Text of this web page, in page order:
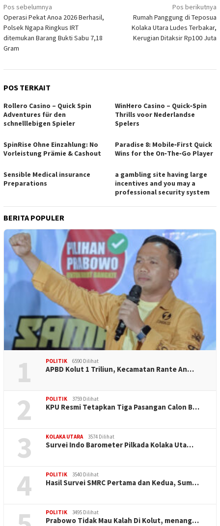
Navigasi
pos
Pos sebelumnya
Operasi Pekat Anoa 2026 Berhasil,
Polsek Ngapa Ringkus IRT
ditemukan Barang Bukti Sabu 7,18
Gram
Pos berikutnya
Rumah Panggung di Teposua
Kolaka Utara Ludes Terbakar,
Kerugian Ditaksir Rp100 Juta
POS TERKAIT
Rollero Casino – Quick Spin
Adventures für den
schnelllebigen Spieler
WinHero Casino – Quick‑Spin
Thrills voor Nederlandse
Spelers
SpinRise Ohne Einzahlung: No
Vorleistung Prämie & Cashout
Paradise 8: Mobile‑First Quick
Wins for the On‑The‑Go Player
Sensible Medical insurance
Preparations
a gambling site having large
incentives and you may a
professional security system
BERITA POPULER
1 POLITIK 6590 Dilihat
APBD Kolut 1 Triliun, Kecamatan Rante An…
2 POLITIK 3759 Dilihat
KPU Resmi Tetapkan Tiga Pasangan Calon B…
3 KOLAKA UTARA 3574 Dilihat
Survei Indo Barometer Pilkada Kolaka Uta…
4 POLITIK 3540 Dilihat
Hasil Survei SMRC Pertama dan Kedua, Sum…
POLITIK 3495 Dilihat
Prabowo Tidak Mau Kalah Di Kolut, menang…